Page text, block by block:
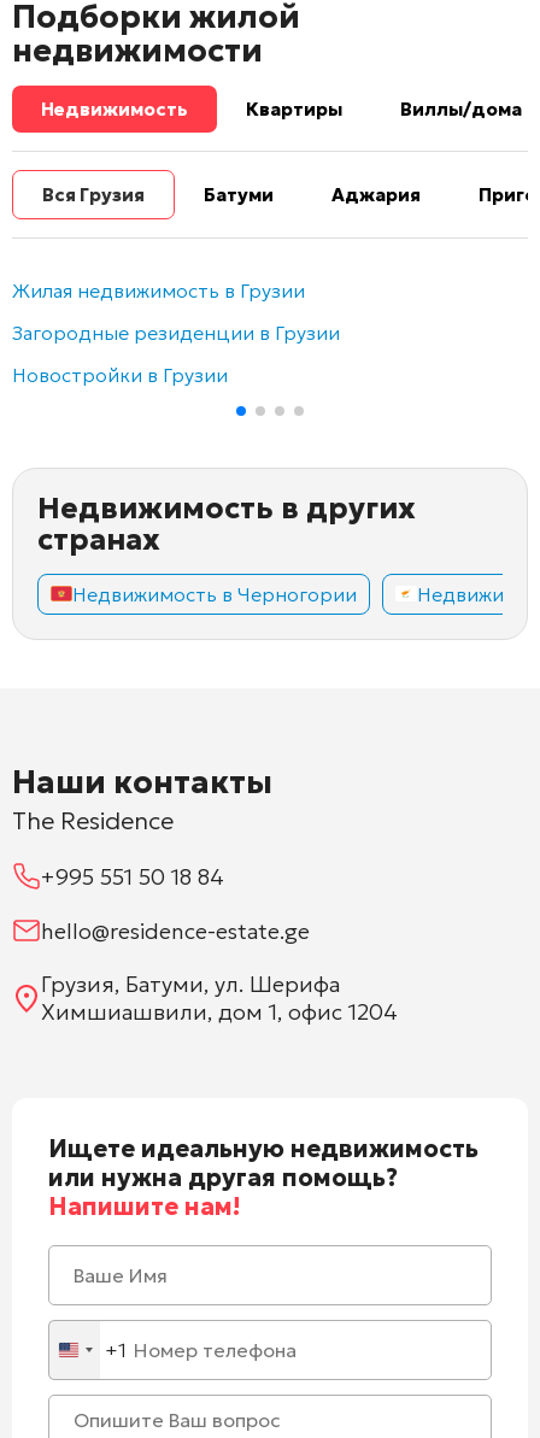
Подборки жилой
недвижимости
Недвижимость Квартиры Виллы/дома
Вся Грузия Батуми Аджария
Жилая недвижимость в Грузии
Загородные резиденции в Грузии
Новостройки в Грузии
Недвижимость в других
странах
Недвижимость в Черногории
Наши контакты
The Residence
+995 551 50 18 84
hello@residence-estate.ge
Грузия, Батуми, ул. Шерифа
Химшиашвили, дом 1, офис 1204
Ищете идеальную недвижимость
или нужна другая помощь?
Напишите нам!
United
States
+1
+1